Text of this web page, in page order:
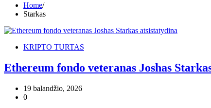
Home
Starkas
KRIPTO TURTAS
Ethereum fondo veteranas Joshas
19 balandžio, 2026
0